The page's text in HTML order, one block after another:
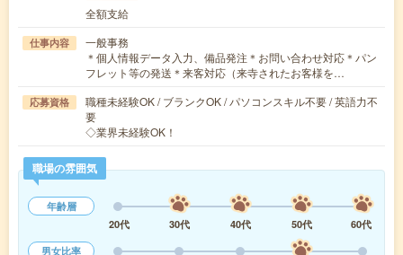
全額支給
仕事内容
一般事務
＊個人情報データ入力、備品発注＊お問い合わせ対応＊パン
フレット等の発送＊来客対応（来寺されたお客様を…
応募資格
職種未経験OK / ブランクOK / パソコンスキル不要 / 英語力不
要
◇業界未経験OK！
職場の雰囲気
年齢層
20代
30代 40代 50代
60代
男女比率